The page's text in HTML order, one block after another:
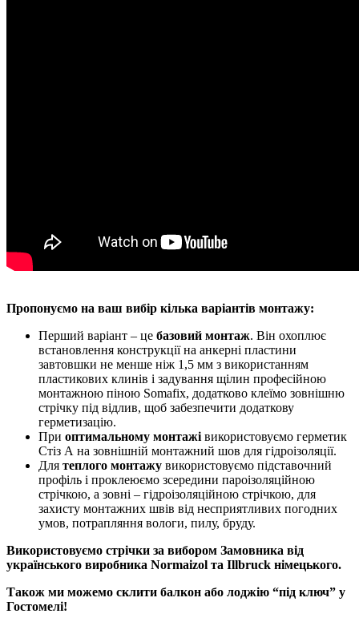
Пропонуємо на ваш вибір кілька варіантів монтажу:
Перший варіант – це базовий монтаж. Він охоплює
встановлення конструкції на анкерні пластини
завтовшки не менше ніж 1,5 мм з використанням
пластикових клинів і задування щілин професійною
монтажною піною Somafix, додатково клеїмо зовнішню
стрічку під відлив, щоб забезпечити додаткову
герметизацію.
При оптимальному монтажі використовуємо герметик
Стіз А на зовнішній монтажний шов для гідроізоляції.
Для теплого монтажу використовуємо підставочний
профіль і проклеюємо зсередини пароізоляційною
стрічкою, а зовні – гідроізоляційною стрічкою, для
захисту монтажних швів від несприятливих погодних
умов, потрапляння вологи, пилу, бруду.
Використовуємо стрічки за вибором Замовника від
українського виробника Normaizol та Illbruck німецького.
Також ми можемо склити балкон або лоджію “під ключ” у
Гостомелі!